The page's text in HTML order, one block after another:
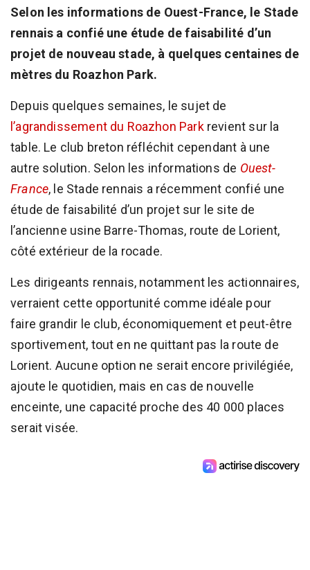
Selon les informations de Ouest-France, le Stade
rennais a confié une étude de faisabilité d’un
projet de nouveau stade, à quelques centaines de
mètres du Roazhon Park.
Depuis quelques semaines, le sujet de
l’agrandissement du Roazhon Parkrevient sur la
table. Le club breton réfléchit cependant à une
autre solution. Selon les informations de Ouest-
France, le Stade rennais a récemment confié une
étude de faisabilité d’un projet sur le site de
l’ancienne usine Barre-Thomas, route de Lorient,
côté extérieur de la rocade.
Les dirigeants rennais, notamment les actionnaires,
verraient cette opportunité comme idéale pour
faire grandir le club, économiquement et peut-être
sportivement, tout en ne quittant pas la route de
Lorient. Aucune option ne serait encore privilégiée,
ajoute le quotidien, mais en cas de nouvelle
enceinte, une capacité proche des 40 000 places
serait visée.